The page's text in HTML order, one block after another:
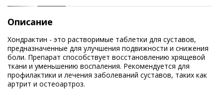
Описание
Хондрактин - это растворимые таблетки для суставов,
предназначенные для улучшения подвижности и снижения
боли. Препарат способствует восстановлению хрящевой
ткани и уменьшению воспаления. Рекомендуется для
профилактики и лечения заболеваний суставов, таких как
артрит и остеоартроз.